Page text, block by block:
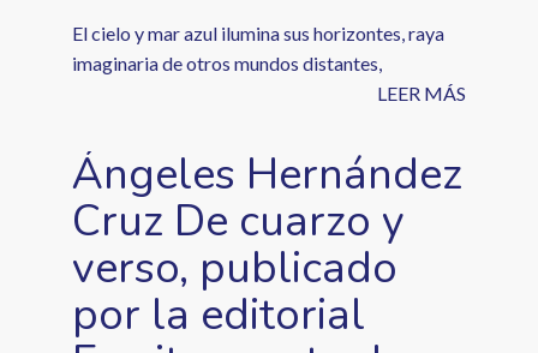
El cielo y mar azul ilumina sus horizontes, raya
imaginaria de otros mundos distantes,
LEER MÁS
Ángeles Hernández
Cruz De cuarzo y
verso, publicado
por la editorial